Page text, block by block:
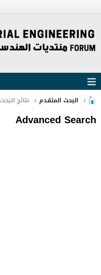
البحث المتقدم نتائج البحث
Advanced Search